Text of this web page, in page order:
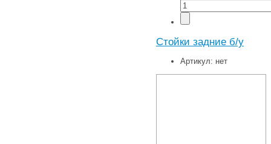
Стойки задние б/у
Артикул: нет